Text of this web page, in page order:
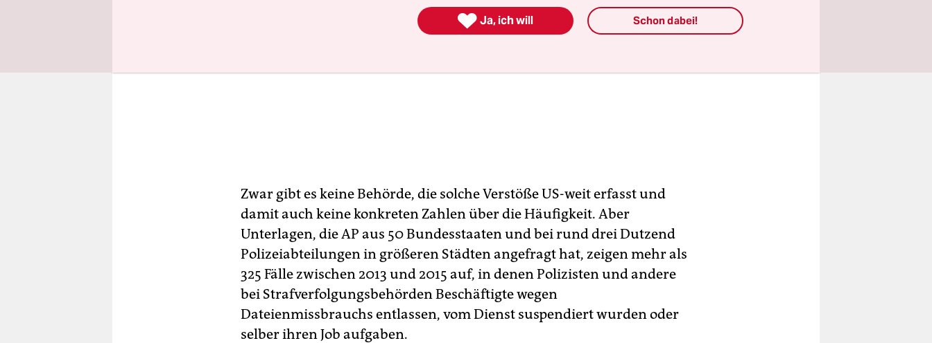
Zwar gibt es keine Behörde, die solche Verstöße US-weit erfasst und
damit auch keine konkreten Zahlen über die Häufigkeit. Aber
Unterlagen, die AP aus 50 Bundesstaaten und bei rund drei Dutzend
Polizeiabteilungen in größeren Städten angefragt hat, zeigen mehr als
325 Fälle zwischen 2013 und 2015 auf, in denen Polizisten und andere
bei Strafverfolgungsbehörden Beschäftigte wegen
Dateienmissbrauchs entlassen, vom Dienst suspendiert wurden oder
selber ihren Job aufgaben.
 Ja, ich will Schon dabei!